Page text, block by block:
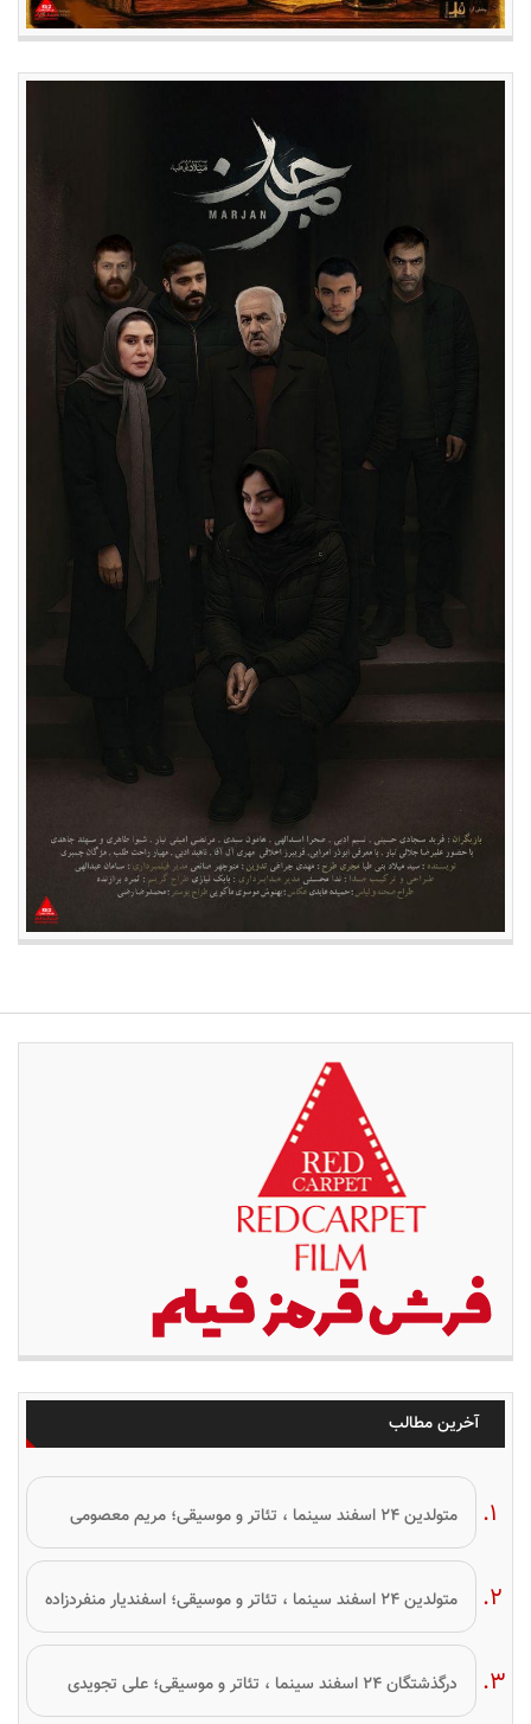
آخرین مطالب
متولدین ۲۴ اسفند سینما ، تئاتر و موسیقی؛ مریم معصومی
متولدین ۲۴ اسفند سینما ، تئاتر و موسیقی؛ اسفندیار منفردزاده
درگذشتگان ۲۴ اسفند سینما ، تئاتر و موسیقی؛ علی تجویدی